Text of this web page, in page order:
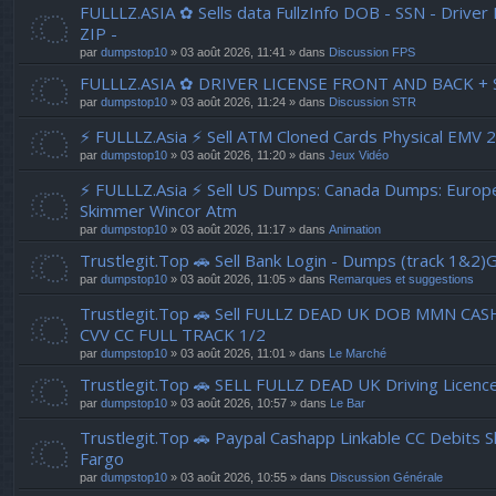
FULLLZ.ASIA ✿ Sells data FullzInfo DOB - SSN -
ZIP -
par dumpstop10 » 03 août 2026, 11:41 » dans Discussion FPS
FULLLZ.ASIA ✿ DRIVER LICENSE FRONT AND
par dumpstop10 » 03 août 2026, 11:24 » dans Discussion STR
⚡ FULLLZ.Asia ⚡ Sell ATM Cloned Cards Physical
par dumpstop10 » 03 août 2026, 11:20 » dans Jeux Vidéo
⚡ FULLLZ.Asia ⚡ Sell US Dumps: Canada Dumps:
Skimmer Wincor Atm
par dumpstop10 » 03 août 2026, 11:17 » dans Animation
Trustlegit.Top 🚗 Sell Bank Login - Dumps (track
par dumpstop10 » 03 août 2026, 11:05 » dans Remarques et suggestions
Trustlegit.Top 🚗 Sell FULLZ DEAD UK DOB MMN
CVV CC FULL TRACK 1/2
par dumpstop10 » 03 août 2026, 11:01 » dans Le Marché
Trustlegit.Top 🚗 SELL FULLZ DEAD UK Driving
par dumpstop10 » 03 août 2026, 10:57 » dans Le Bar
Trustlegit.Top 🚗 Paypal Cashapp Linkable CC Debits
Fargo
par dumpstop10 » 03 août 2026, 10:55 » dans Discussion Générale